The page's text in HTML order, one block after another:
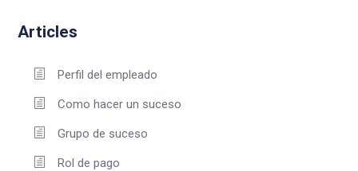
Articles
Perfil del empleado
Como hacer un suceso
Grupo de suceso
Rol de pago